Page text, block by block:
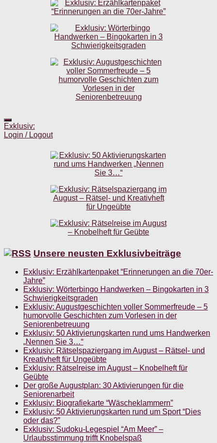
Exklusiv:
Login / Logout
Unsere neusten Exklusivbeiträge
Exklusiv: Erzählkartenpaket “Erinnerungen an die 70er-
Jahre”
Exklusiv: Wörterbingo Handwerken – Bingokarten in 3
Schwierigkeitsgraden
Exklusiv: Augustgeschichten voller Sommerfreude – 5
humorvolle Geschichten zum Vorlesen in der
Seniorenbetreuung
Exklusiv: 50 Aktivierungskarten rund ums Handwerken
„Nennen Sie 3…“
Exklusiv: Rätselspaziergang im August – Rätsel- und
Kreativheft für Ungeübte
Exklusiv: Rätselreise im August – Knobelheft für
Geübte
Der große Augustplan: 30 Aktivierungen für die
Seniorenarbeit
Exklusiv: Biografiekarte “Wäscheklammern”
Exklusiv: 50 Aktivierungskarten rund um Sport “Dies
oder das?”
Exklusiv: Sudoku-Legespiel “Am Meer” –
Urlaubsstimmung trifft Knobelspaß